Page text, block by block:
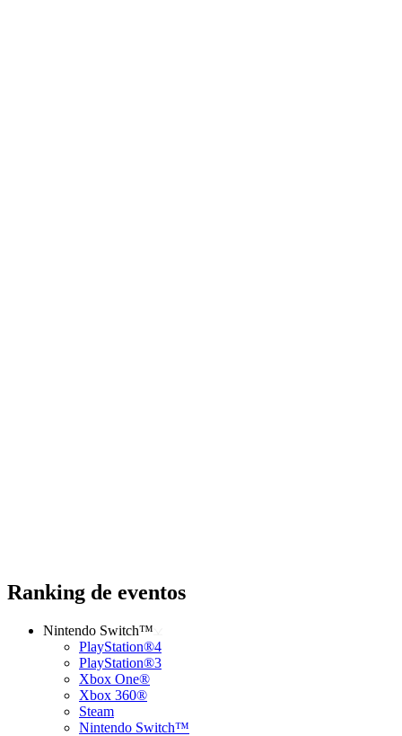
Ranking de eventos
Nintendo Switch™
PlayStation®4
PlayStation®3
Xbox One®
Xbox 360®
Steam
Nintendo Switch™